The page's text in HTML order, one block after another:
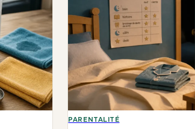
PARENTALITÉ